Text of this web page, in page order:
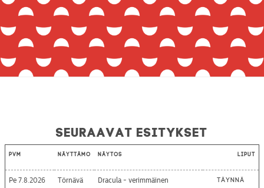
Seuraavat esitykset
Pvm Näyttämö Näytös Liput
Pe 7.8.2026
Törnävä
Dracula - verimmäinen
Täynnä